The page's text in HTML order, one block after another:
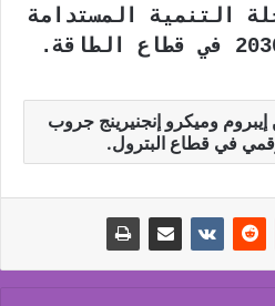
التنمية المستدامة
إيبروم وميكرو إنجنيرينج جروب
في قطاع البترول.